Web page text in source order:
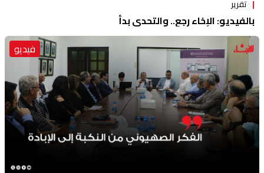
تقرير
بالفيديو: الإخاء رجع.. والتحدي بدأ
فيديو